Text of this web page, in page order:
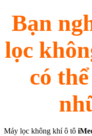
Bạn
lọc
có
Máy lọc không khí ô tô